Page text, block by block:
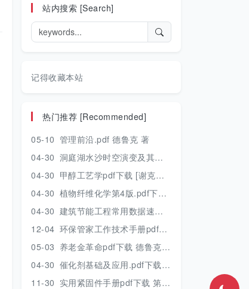
站内搜索 [Search]
记得收藏本站
热门推荐 [Recommended]
05-10 管理前沿.pdf 德鲁克 著
04-30 洞庭湖水沙时空演变及其对水资源安全的影响研究.pdf 胡光伟 著 2017年版
04-30 甲醇工艺学pdf下载 [谢克昌 房鼎业主编] 2010年版
04-30 植物纤维化学第4版.pdf下载 [裴继诚主编] 2012年版
04-30 建筑节能工程常用数据速查手册.pdf下载 [陈慢勤著] 2010年版
12-04 环保管家工作技术手册pdf下载 2019年版
05-03 养老金革命pdf下载 德鲁克 著
04-30 催化剂基础及应用.pdf下载 [季生福 张谦温 赵彬侠编] 2011年版
11-30 实用紧固件手册pdf下载 第三版 2018年版